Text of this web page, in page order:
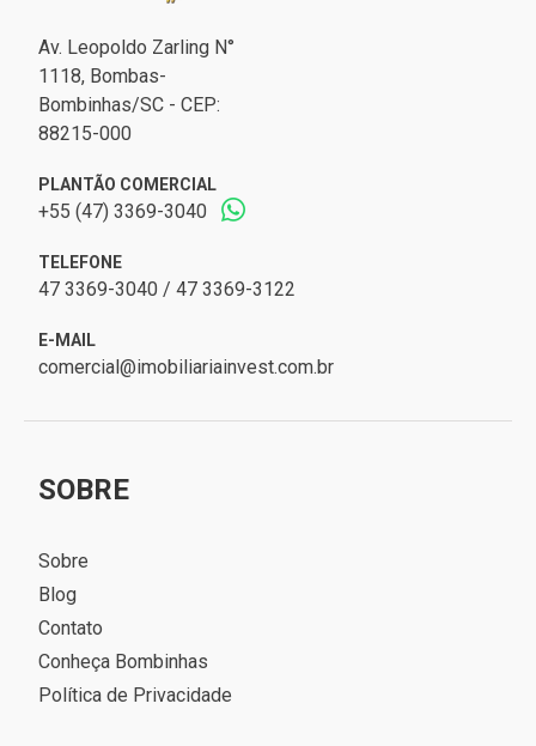
Av. Leopoldo Zarling N°
1118, Bombas-
Bombinhas/SC - CEP:
88215-000
PLANTÃO COMERCIAL
+55 (47) 3369-3040
TELEFONE
47 3369-3040 / 47 3369-3122
E-MAIL
comercial@imobiliariainvest.com.br
SOBRE
Sobre
Blog
Contato
Conheça Bombinhas
Política de Privacidade